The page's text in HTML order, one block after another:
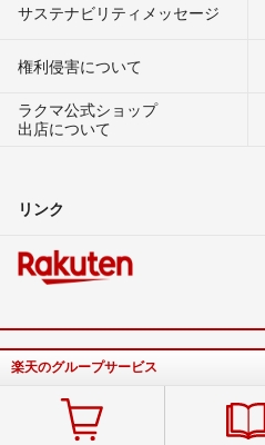
サステナビリティメッセージ
権利侵害について
ラクマ公式ショップ
出店について
リンク
楽天のグループサービス